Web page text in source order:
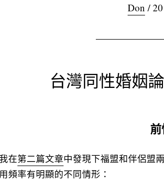
Don /
台灣同性婚姻
在第二篇文章中發現下福盟和伴侶盟
用頻率有明顯的不同情形：